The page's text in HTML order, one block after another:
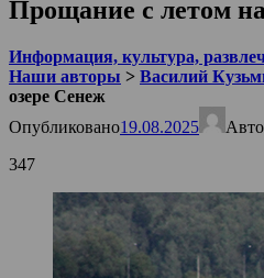
Прощание с летом
Информация, культура,
Наши авторы > Василий
озере Сенеж
Опубликовано19.08.2025
347